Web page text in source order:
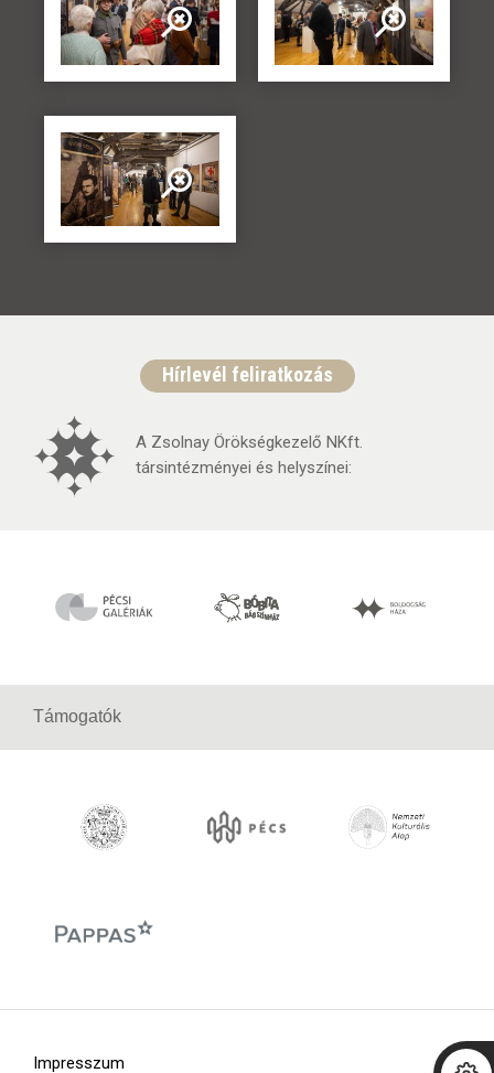
Hírlevél feliratkozás
A Zsolnay Örökségkezelő NKft.
társintézményei és helyszínei:
Támogatók
Impresszum